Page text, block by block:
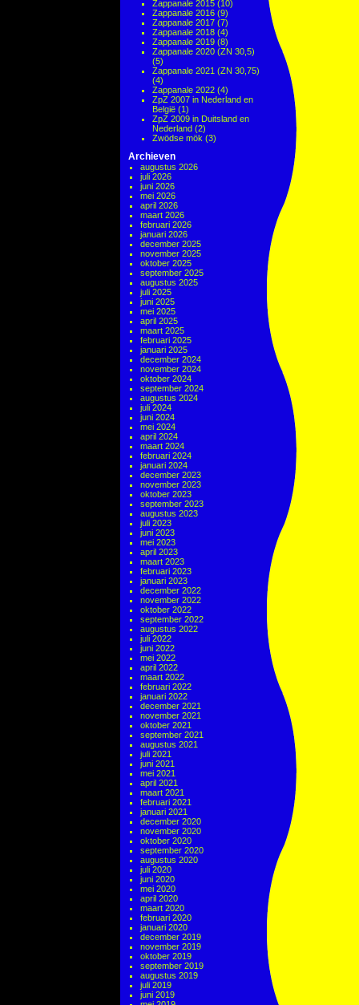
Zappanale 2015 (10)
Zappanale 2016 (9)
Zappanale 2017 (7)
Zappanale 2018 (4)
Zappanale 2019 (8)
Zappanale 2020 (ZN 30,5)
(5)
Zappanale 2021 (ZN 30,75)
(4)
Zappanale 2022 (4)
ZpZ 2007 in Nederland en
België (1)
ZpZ 2009 in Duitsland en
Nederland (2)
Zwödse mök (3)
Archieven
augustus 2026
juli 2026
juni 2026
mei 2026
april 2026
maart 2026
februari 2026
januari 2026
december 2025
november 2025
oktober 2025
september 2025
augustus 2025
juli 2025
juni 2025
mei 2025
april 2025
maart 2025
februari 2025
januari 2025
december 2024
november 2024
oktober 2024
september 2024
augustus 2024
juli 2024
juni 2024
mei 2024
april 2024
maart 2024
februari 2024
januari 2024
december 2023
november 2023
oktober 2023
september 2023
augustus 2023
juli 2023
juni 2023
mei 2023
april 2023
maart 2023
februari 2023
januari 2023
december 2022
november 2022
oktober 2022
september 2022
augustus 2022
juli 2022
juni 2022
mei 2022
april 2022
maart 2022
februari 2022
januari 2022
december 2021
november 2021
oktober 2021
september 2021
augustus 2021
juli 2021
juni 2021
mei 2021
april 2021
maart 2021
februari 2021
januari 2021
december 2020
november 2020
oktober 2020
september 2020
augustus 2020
juli 2020
juni 2020
mei 2020
april 2020
maart 2020
februari 2020
januari 2020
december 2019
november 2019
oktober 2019
september 2019
augustus 2019
juli 2019
juni 2019